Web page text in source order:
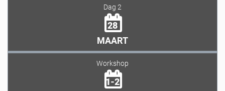
Dag 2
28
MAART
Workshop
1-2